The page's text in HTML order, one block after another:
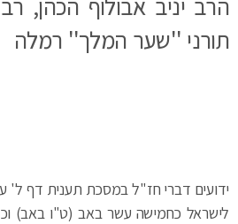
תורני ''שער המלך'' רמלה
ידועים דברי חז"ל במסכת תענית דף ל'
לישראל כחמישה עשר באב (ט"ו באב)